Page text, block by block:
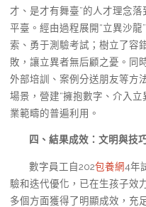
才、是才有舞臺”的人才理念
平臺。經由過程展開“立異沙龍
索、勇于測驗考試；樹立了容
敗，讓立異者無后顧之憂。同
外部培訓、案例分送朋友等方
場景，營建“擁抱數字、介入
業範疇的普遍利用。
四、結果成效：文明與技
數字員工自202包養網4年
驗和迭代優化，已在生孩子效
多個方面獲得了明顯成效，充